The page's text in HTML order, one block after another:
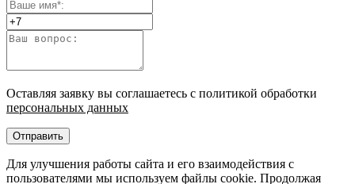
Оставляя заявку вы соглашаетесь с политикой обработки
персональных данных
Отправить
Для улучшения работы сайта и его взаимодействия с
пользователями мы используем файлы cookie. Продолжая